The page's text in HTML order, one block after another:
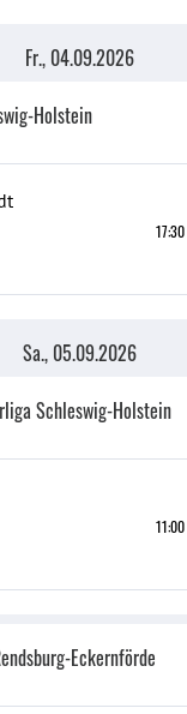
Fr., 04.09.2026
Holstein
17:30
Sa., 05.09.2026
Schleswig-Holstein
11:00
Eckernförde